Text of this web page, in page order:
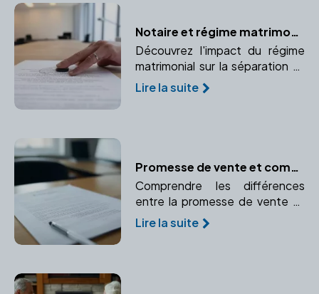
Notaire et régime matrimonial : Quelles conséquences lors d'un divorce ?
Découvrez l'impact du régime
matrimonial sur la séparation et
comment un notaire peut vous
accompagner dans cette
Lire la suite
Promesse de vente et compromis de vente : le rôle essentiel du notaire
Comprendre les différences
entre la promesse de vente et
le compromis de vente et le rôle
crucial du notaire dans ces
Lire la suite